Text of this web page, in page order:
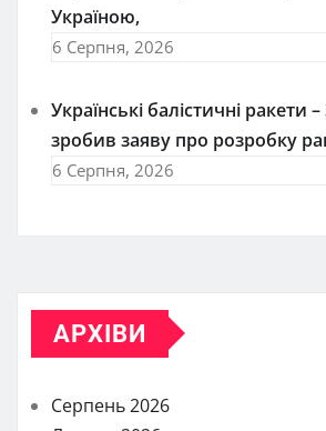
Україною,
6 Серпня, 2026
Українські балістичні ракети
зробив заяву про розробку
6 Серпня, 2026
АРХІВИ
Серпень 2026